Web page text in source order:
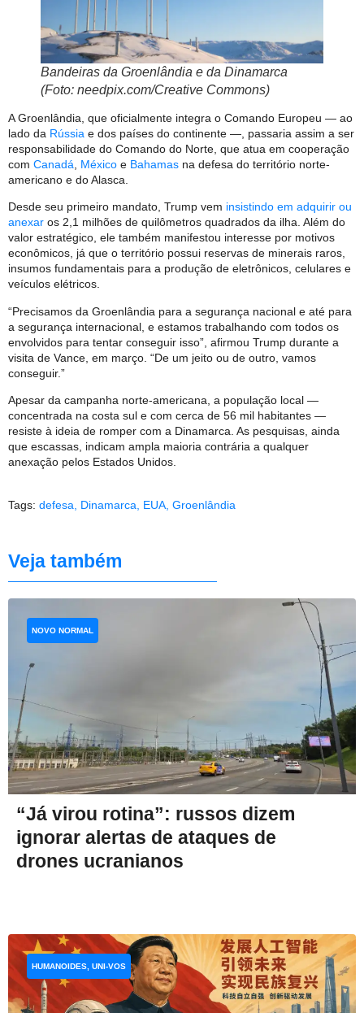
Bandeiras da Groenlândia e da Dinamarca
(Foto: needpix.com/Creative Commons)
A Groenlândia, que oficialmente integra o Comando Europeu — ao
lado da Rússia e dos países do continente —, passaria assim a ser
responsabilidade do Comando do Norte, que atua em cooperação
com Canadá México e Bahamas na defesa do território norte-
americano e do Alasca.
Desde seu primeiro mandato, Trump vem insistindo em adquirir ou
anexar os 2,1 milhões de quilômetros quadrados da ilha. Além do
valor estratégico, ele também manifestou interesse por motivos
econômicos, já que o território possui reservas de minerais raros,
insumos fundamentais para a produção de eletrônicos, celulares e
veículos elétricos.
“Precisamos da Groenlândia para a segurança nacional e até para
a segurança internacional, e estamos trabalhando com todos os
envolvidos para tentar conseguir isso”, afirmou Trump durante a
visita de Vance, em março. “De um jeito ou de outro, vamos
conseguir.”
Apesar da campanha norte-americana, a população local —
concentrada na costa sul e com cerca de 56 mil habitantes —
resiste à ideia de romper com a Dinamarca. As pesquisas, ainda
que escassas, indicam ampla maioria contrária a qualquer
anexação pelos Estados Unidos.
Tags: defesa, Dinamarca, EUA, Groenlândia
Veja também
“Já virou rotina”: russos dizem
ignorar alertas de ataques de
drones ucranianos
NOVO NORMAL
HUMANOIDES, UNI-VOS